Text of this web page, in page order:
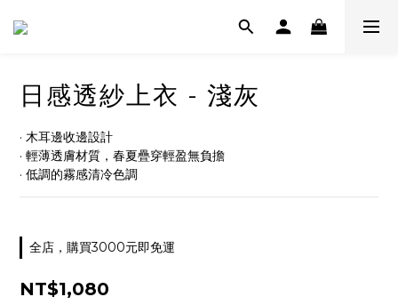
日感透紗上衣 - 淺灰
· 木耳邊收邊設計
· 輕薄透膚材質，春夏疊穿輕盈無負擔
· 低調的霧感清冷色調
全店，購買3000元即免運
NT$1,080